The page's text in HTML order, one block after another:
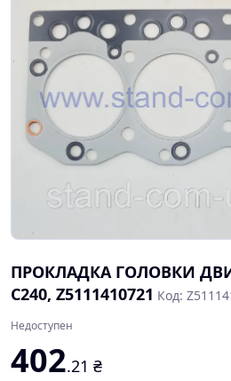
ПРОКЛАДКА ГОЛОВКИ
C240, Z5111410721 Код:
Недоступен
402.21 ₴